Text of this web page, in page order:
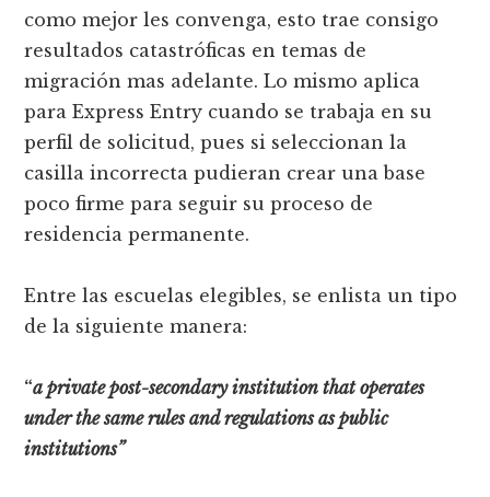
como mejor les convenga, esto trae consigo
resultados catastróficas en temas de
migración mas adelante. Lo mismo aplica
para Express Entry cuando se trabaja en su
perfil de solicitud, pues si seleccionan la
casilla incorrecta pudieran crear una base
poco firme para seguir su proceso de
residencia permanente.
Entre las escuelas elegibles, se enlista un tipo
de la siguiente manera:
“a private post-secondary institution that operates
under the same rules and regulations as public
institutions”